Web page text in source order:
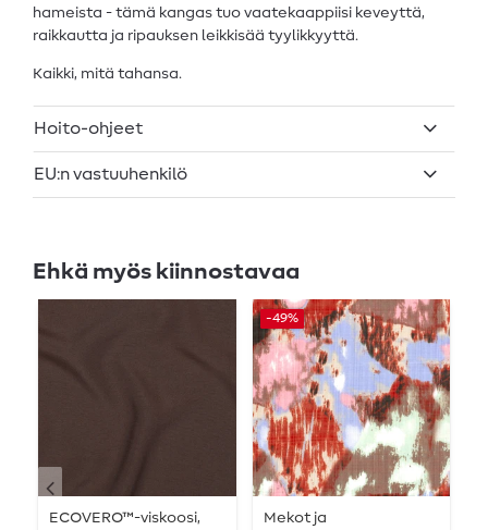
hameista - tämä kangas tuo vaatekaappiisi keveyttä,
raikkautta ja ripauksen leikkisää tyylikkyyttä.
Kaikki, mitä tahansa.
Hoito-ohjeet
EU:n vastuuhenkilö
Ehkä myös kiinnostavaa
ECOVERO™-viskoosi,
-49%
Mekot ja